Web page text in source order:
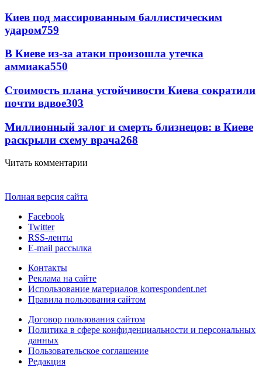
Киев под массированным баллистическим
ударом759
В Киеве из-за атаки произошла утечка
аммиака550
Стоимость плана устойчивости Киева сократили
почти вдвое303
Миллионный залог и смерть близнецов: в Киеве
раскрыли схему врача268
Читать комментарии
Полная версия сайта
Facebook
Twitter
RSS-ленты
E-mail рассылка
Контакты
Реклама на сайте
Использование материалов korrespondent.net
Правила пользования сайтом
Договор пользования сайтом
Политика в сфере конфиденциальности и персональных
данных
Пользовательское соглашение
Редакция